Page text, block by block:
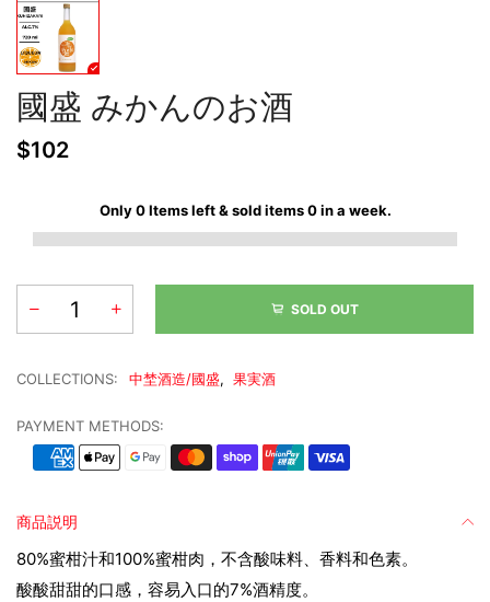
國盛 みかんのお酒
$102
Only0Items left & sold items0in a week.
SOLD OUT
COLLECTIONS: 中埜酒造/國盛, 果実酒
PAYMENT METHODS:
商品説明
80%蜜柑汁和100%蜜柑肉，不含酸味料、香料和色素。
酸酸甜甜的口感，容易入口的7%酒精度。